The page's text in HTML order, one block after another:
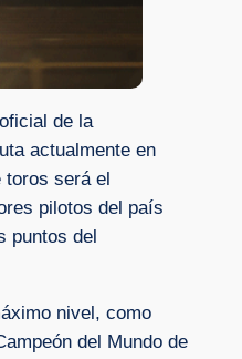
de la
actualmente en
toros será el
pilotos del país
puntos del
nivel, como
del Mundo de